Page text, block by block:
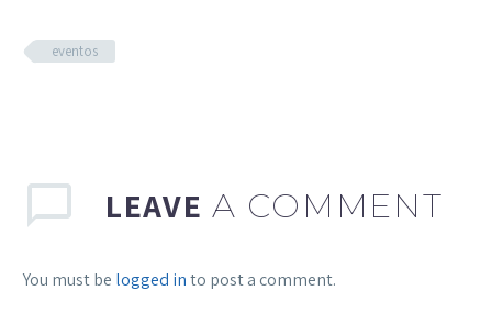
eventos
LEAVE A COMMENT
You must be logged into post a comment.